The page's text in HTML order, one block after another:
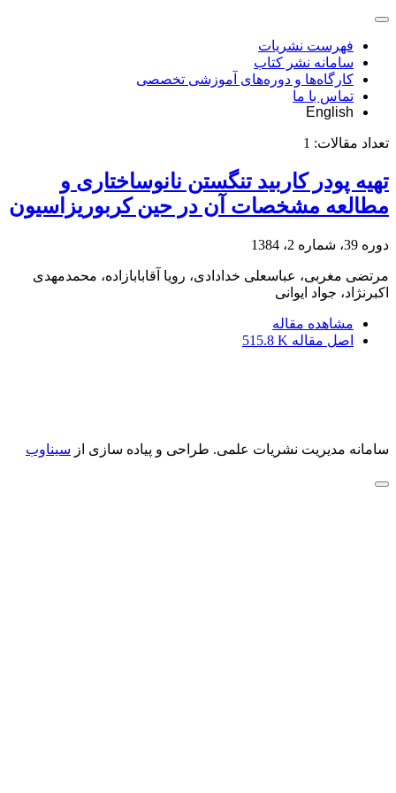
فهرست نشریات
سامانه نشر کتاب
کارگاه‌ها و دوره‌های آموزشی تخصصی
تماس با ما
English
تعداد مقالات: 1
تهیه پودر کاربید تنگستن نانوساختاری و
مطالعه مشخصات آن در حین کربوریزاسیون
دوره 39، شماره 2، 1384
مرتضی مغربی، عباسعلی خدادادی، رویا آقابابازاده، محمدمهدی
اکبرنژاد، جواد ایوانی
مشاهده مقاله
اصل مقاله 515.8 K
سامانه مدیریت نشریات علمی. طراحی و پیاده سازی از سیناوب